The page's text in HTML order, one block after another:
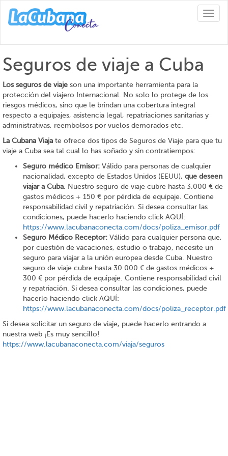
Seguros de viaje a Cuba
Los seguros de viaje son una importante herramienta para la
protección del viajero Internacional. No solo lo protege de los
riesgos médicos, sino que le brindan una cobertura integral
respecto a equipajes, asistencia legal, repatriaciones sanitarias y
administrativas, reembolsos por vuelos demorados etc.
La Cubana Viaja te ofrece dos tipos de Seguros de Viaje para que tu
viaje a Cuba sea tal cual lo has soñado y sin contratiempos:
Seguro médico Emisor: Válido para personas de cualquier
nacionalidad, excepto de Estados Unidos (EEUU), que deseen
viajar a Cuba. Nuestro seguro de viaje cubre hasta 3.000 € de
gastos médicos + 150 € por pérdida de equipaje. Contiene
responsabilidad civil y repatriación. Si desea consultar las
condiciones, puede hacerlo haciendo click AQUÍ:
https://www.lacubanaconecta.com/docs/poliza_emisor.pdf
Seguro Médico Receptor: Válido para cualquier persona que,
por cuestión de vacaciones, estudio o trabajo, necesite un
seguro para viajar a la unión europea desde Cuba. Nuestro
seguro de viaje cubre hasta 30.000 € de gastos médicos +
300 € por pérdida de equipaje. Contiene responsabilidad civil
y repatriación. Si desea consultar las condiciones, puede
hacerlo haciendo click AQUÍ:
https://www.lacubanaconecta.com/docs/poliza_receptor.pdf
Si desea solicitar un seguro de viaje, puede hacerlo entrando a
nuestra web ¡Es muy sencillo!
https://www.lacubanaconecta.com/viaja/seguros